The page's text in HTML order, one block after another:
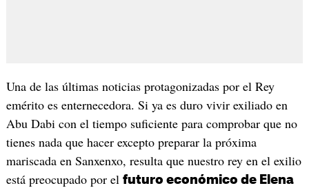
Una de las últimas noticias protagonizadas por el Rey
emérito es enternecedora. Si ya es duro vivir exiliado en
Abu Dabi con el tiempo suficiente para comprobar que no
tienes nada que hacer excepto preparar la próxima
mariscada en Sanxenxo, resulta que nuestro rey en el exilio
está preocupado por el futuro económico de Elena